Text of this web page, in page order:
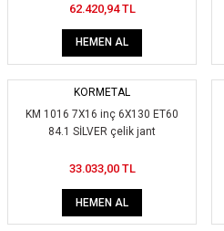
62.420,94 TL
HEMEN AL
KORMETAL
KM 1016 7X16 inç 6X130 ET60
84.1 SİLVER çelik jant
33.033,00 TL
HEMEN AL